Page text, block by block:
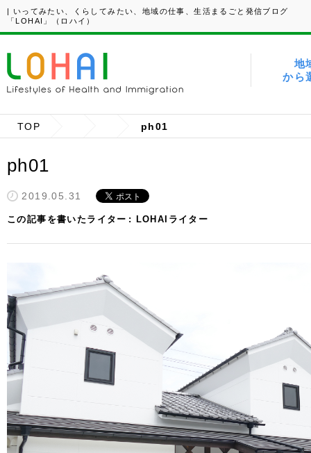
| いってみたい、くらしてみたい、地域の仕事、生活まるごと発信ブログ
「LOHAI」（ロハイ）
地
から
TOP ph01
ph01
2019.05.31
この記事を書いたライター LOHAIライター